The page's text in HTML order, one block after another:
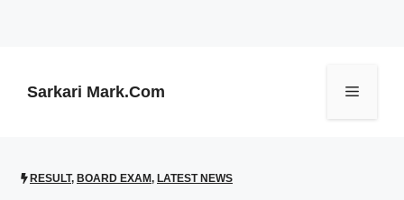
Sarkari Mark.Com Menu
RESULT, BOARD EXAM, LATEST NEWS